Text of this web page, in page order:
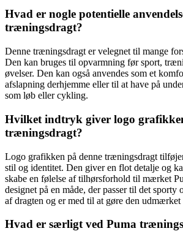
Hvad er nogle potentielle
træningsdragt?
Denne træningsdragt er velegnet til mange
Den kan bruges til opvarmning før sport,
øvelser. Den kan også anvendes som et
afslapning derhjemme eller til at have på
som løb eller cykling.
Hvilket indtryk giver logo
træningsdragt?
Logo grafikken på denne træningsdragt
stil og identitet. Den giver en flot detalje og
skabe en følelse af tilhørsforhold til mærket
designet på en måde, der passer til det sporty
af dragten og er med til at gøre den udmærket
Hvad er særligt ved Puma